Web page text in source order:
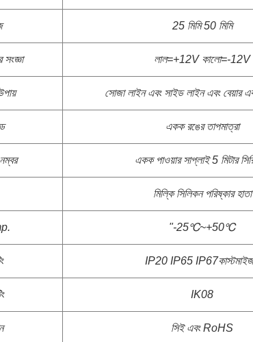
25 মিমি 50 মিমি
সংজ্ঞা লাল=+12V কালো=-12V
সোজা লাইন এবং সাইড লাইন এবং বেয়ার
একক রঙের তাপমাত্রা
একক পাওয়ার সাপ্লাই 5 মিটার
মিল্কি সিলিকন পরিষ্কার হাতা
"-25℃~+50℃
IP20 IP65 IP67
IK08
সিই এবং RoHS